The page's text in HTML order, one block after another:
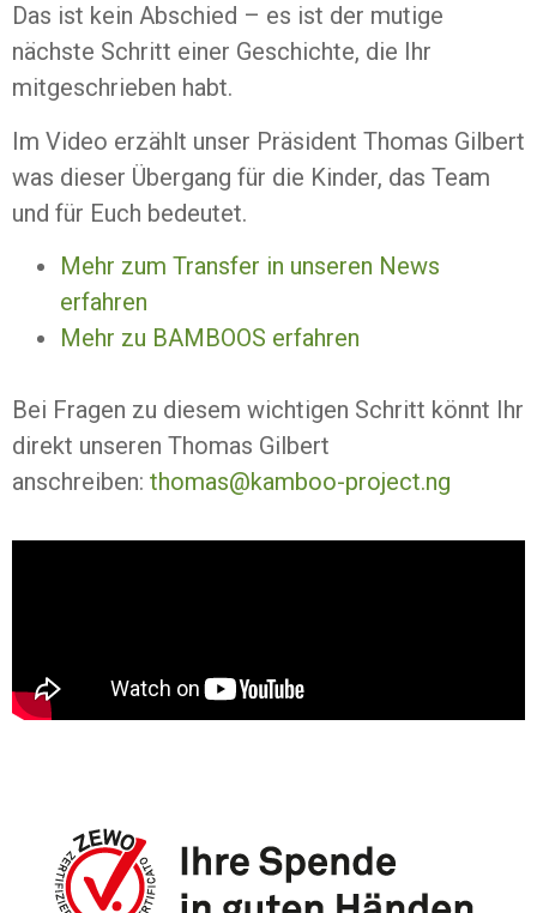
Das ist kein Abschied – es ist der mutige
nächste Schritt einer Geschichte, die Ihr
mitgeschrieben habt.
Im Video erzählt unser Präsident Thomas Gilbert
was dieser Übergang für die Kinder, das Team
und für Euch bedeutet.
Mehr zum Transfer in unseren News
erfahren
Mehr zu BAMBOOS erfahren
Bei Fragen zu diesem wichtigen Schritt könnt Ihr
direkt unseren Thomas Gilbert
anschreiben: thomas@kamboo-project.ng